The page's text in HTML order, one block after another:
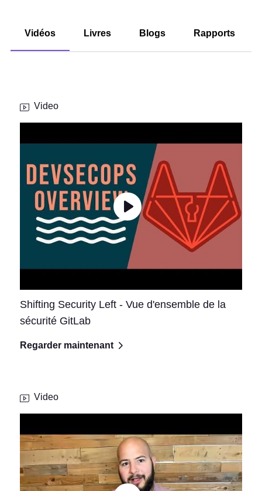
Vidéos Livres Blogs Rapports
Video
Shifting Security Left - Vue d'ensemble de la
sécurité GitLab
Regarder maintenant
Video